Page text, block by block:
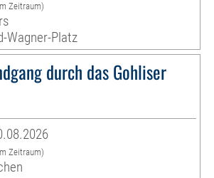
Zeitraum)
Wagner-Platz
durch das Gohliser
Zeitraum)